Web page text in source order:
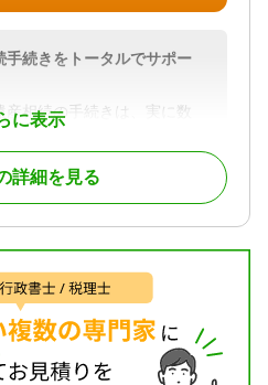
に表示
手続きをトータルでサポー
相続の手続きは、実に数
ともいわれ、その手続きに
ないものになります。
ご負担を軽くできるよう、
ご用意しております。
阜全域
詳細を見る